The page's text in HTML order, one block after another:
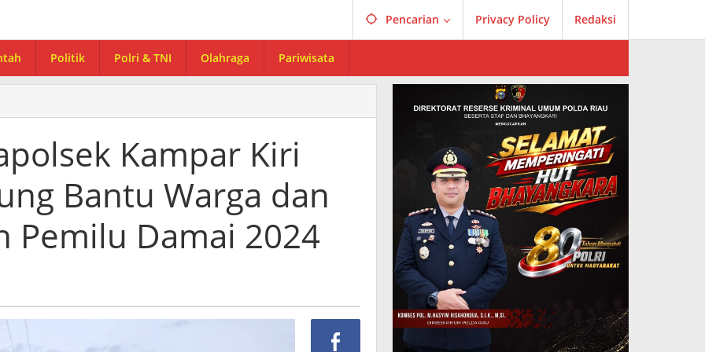
Pencarian Privacy Policy Redaksi
Politik Polri & TNI Olahraga Pariwisata
Kampar Kiri
Bantu Warga dan
Pemilu Damai 2024